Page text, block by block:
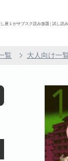
し屋１がサブスク読み放題 | 試し読
覧 大人向け一